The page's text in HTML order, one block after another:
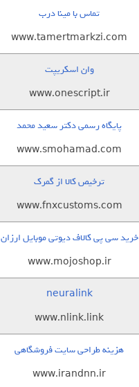
تماس با مینا درب
www.tamertmarkzi.com
وان اسکریپت
www.onescript.ir
پایگاه رسمی دکتر سعید محمد
www.smohamad.com
ترخیص کالا از گمرک
www.fnxcustoms.com
خرید سی پی کالاف دیوتی موبایل ارزان
www.mojoshop.ir
neuralink
www.nlink.link
هزینه طراحی سایت فروشگاهی
www.irandnn.ir